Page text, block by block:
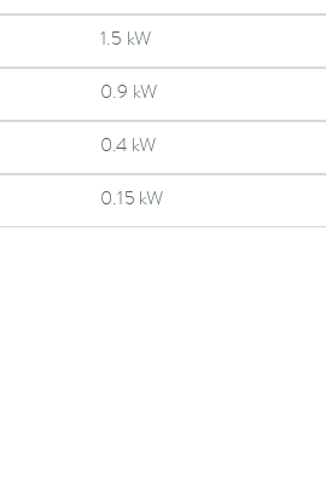
1.5 kW
0.9 kW
0.4 kW
0.15 kW